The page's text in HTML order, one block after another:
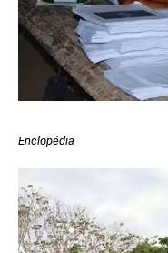
Enclopédia